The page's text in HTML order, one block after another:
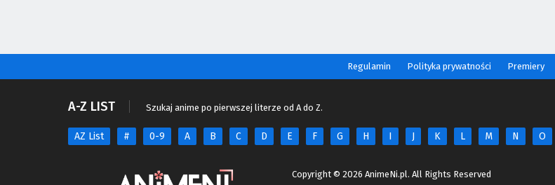
Regulamin Polityka prywatności Premiery
A-Z LIST Szukaj anime po pierwszej literze od A do Z.
AZ List # 0-9 A B C D E F G H I J K L M N O
Copyright © 2026 AnimeNi.pl. All Rights Reserved